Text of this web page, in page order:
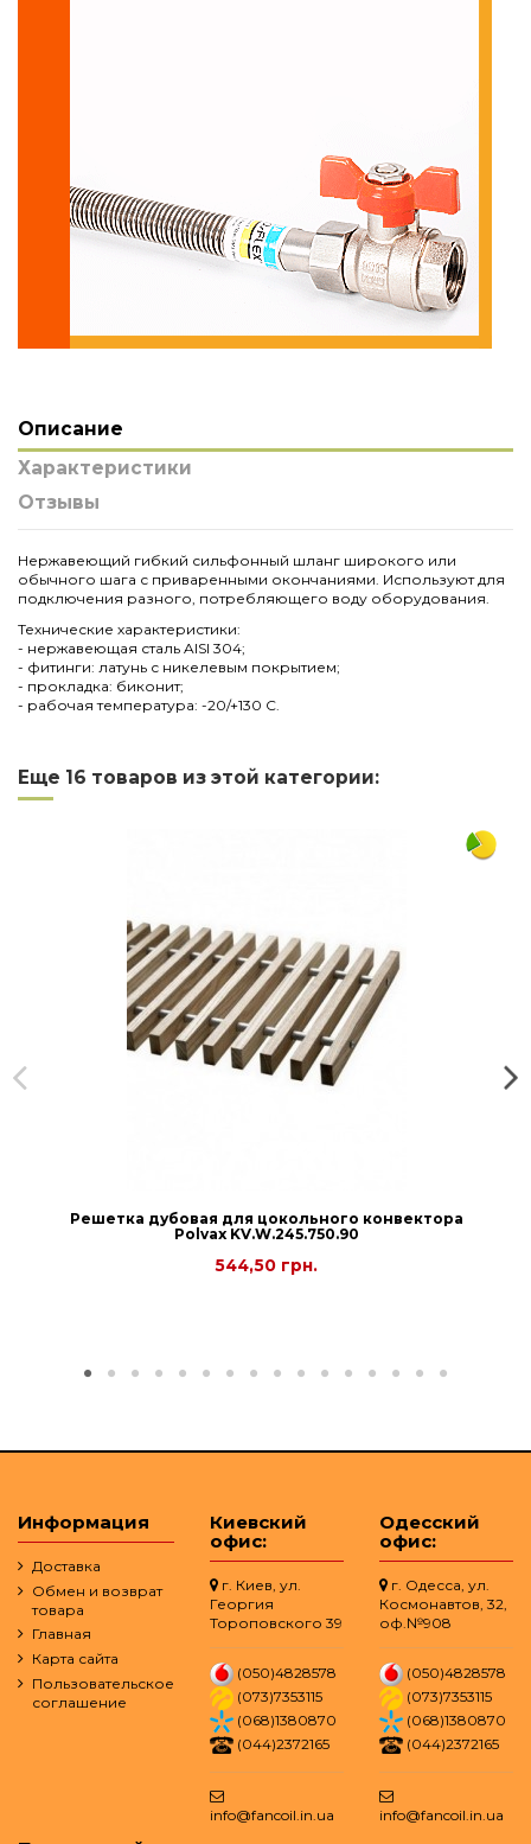
Описание
Характеристики
Отзывы
Нержавеющий гибкий сильфонный шланг широкого или
обычного шага с приваренными окончаниями. Используют для
подключения разного, потребляющего воду оборудования.
Технические характеристики:
- нержавеющая сталь AISI 304;
- фитинги: латунь с никелевым покрытием;
- прокладка: биконит;
- рабочая температура: -20/+130 C.
Еще 16 товаров из этой категории:
Решетка дубовая для цокольного конвектора
Рolvax KV.W.245.750.90
544,50 грн.
Информация
Доставка
Обмен и возврат
товара
Главная
Карта сайта
Пользовательское
соглашение
Киевский
офис:
г. Киев, ул.
Георгия
Тороповского 39
(050)4828578
(073)7353115
(068)1380870
(044)2372165
info@fancoil.in.ua
Одесский
офис:
г. Одесса, ул.
Космонавтов, 32,
оф.№908
(050)4828578
(073)7353115
(068)1380870
(044)2372165
info@fancoil.in.ua